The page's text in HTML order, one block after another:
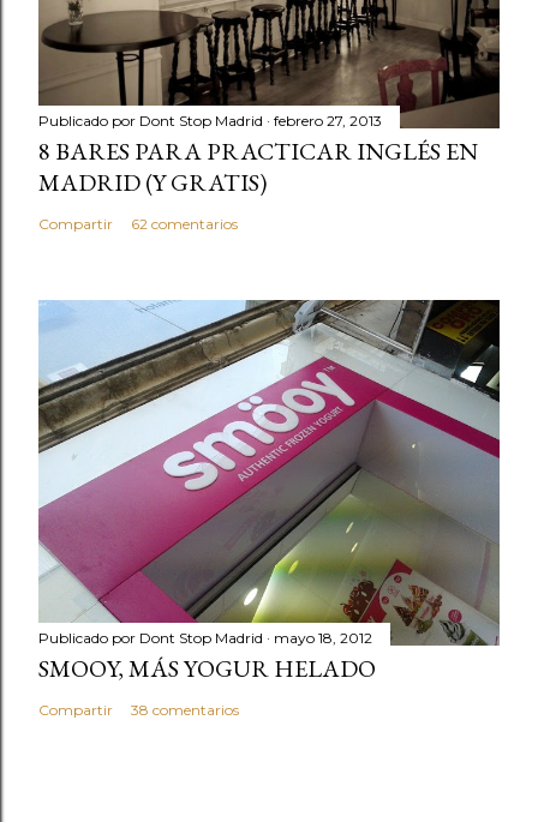
Publicado por Dont Stop Madrid febrero 27, 2013
8 BARES PARA PRACTICAR INGLÉS EN
MADRID (Y GRATIS)
Compartir 62 comentarios
Publicado por Dont Stop Madrid mayo 18, 2012
SMOOY, MÁS YOGUR HELADO
Compartir 38 comentarios